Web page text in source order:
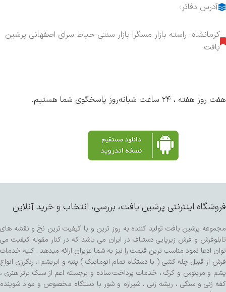
آدرس دفاتر:
کرمانشاه- راسته بازار مسگرا-بازار سنتی-حیاط سرای اصفهانی-پرشین
بافت
هفت روز هفته ، ۲۴ ساعت شبانه‌روز پاسخگوی شما هستیم.
فروشگاه اینترنتی پرشین بافت، بررسی، انتخاب و خرید آنلاین
مجموعه پرشین بافت تولید کننده به روز ترین و با کیفیت ترین نخ و نقشه های
تابلوفرش و فرش زیرپایی دستباف در ایران می باشد که در کنار مقوله کیفیت می
توان ادعا نمود مناسب ترین قیمت را نیز به شما عزیزان ارائه میدهد . کلیه خدمات
فرش از قبیل چله کشی ( با دستگاه تمام اتوماتیک ) پنبه و ابریشم ، رنگرزی انواع
پشم و مرینوس و کرک ، خدمات پرداخت ساده و برجسته اعم از سبک برتر هنری ،
کفه زنی و سنگی ، ریشه زنی ، شیرازه و شور با دستگاه مخصوص و مواد شوینده